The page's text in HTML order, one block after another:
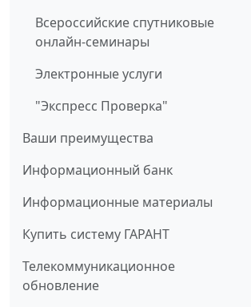
Всероссийские спутниковые
онлайн-семинары
Электронные услуги
"Экспресс Проверка"
Ваши преимущества
Информационный банк
Информационные материалы
Купить систему ГАРАНТ
Телекоммуникационное
обновление